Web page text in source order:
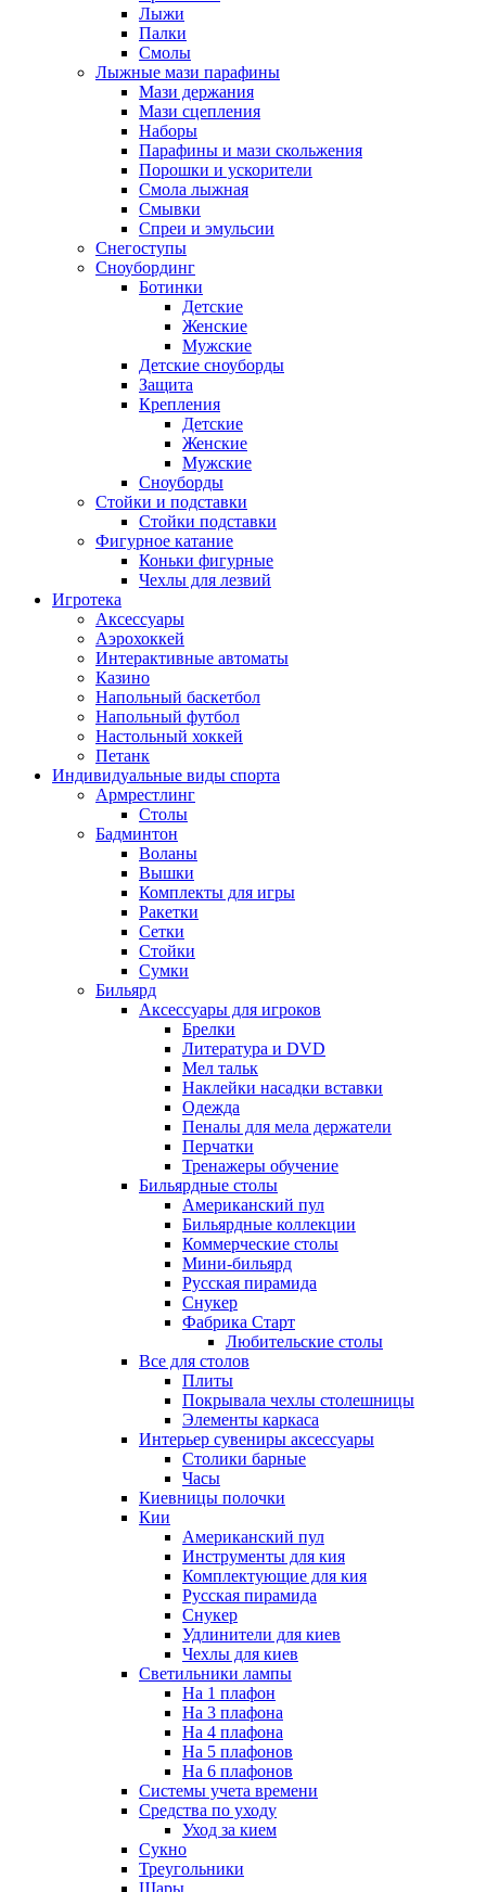
Лыжи
Палки
Смолы
Лыжные мази парафины
Мази держания
Мази сцепления
Наборы
Парафины и мази скольжения
Порошки и ускорители
Смола лыжная
Смывки
Спреи и эмульсии
Снегоступы
Сноубординг
Ботинки
Детские
Женские
Мужские
Детские сноуборды
Защита
Крепления
Детские
Женские
Мужские
Сноуборды
Стойки и подставки
Cтойки подставки
Фигурное катание
Коньки фигурные
Чехлы для лезвий
Игротека
Аксессуары
Аэрохоккей
Интерактивные автоматы
Казино
Напольный баскетбол
Напольный футбол
Настольный хоккей
Петанк
Индивидуальные виды спорта
Армрестлинг
Столы
Бадминтон
Воланы
Вышки
Комплекты для игры
Ракетки
Сетки
Стойки
Сумки
Бильярд
Аксессуары для игроков
Брелки
Литература и DVD
Мел тальк
Наклейки насадки вставки
Одежда
Пеналы для мела держатели
Перчатки
Тренажеры обучение
Бильярдные столы
Американский пул
Бильярдные коллекции
Коммерческие столы
Мини-бильярд
Русская пирамида
Снукер
Фабрика Старт
Любительские столы
Все для столов
Плиты
Покрывала чехлы столешницы
Элементы каркаса
Интерьер сувениры аксессуары
Столики барные
Часы
Киевницы полочки
Кии
Американский пул
Инструменты для кия
Комплектующие для кия
Русская пирамида
Снукер
Удлинители для киев
Чехлы для киев
Светильники лампы
На 1 плафон
На 3 плафона
На 4 плафона
На 5 плафонов
На 6 плафонов
Системы учета времени
Средства по уходу
Уход за кием
Сукно
Треугольники
Шары